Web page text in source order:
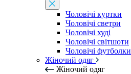
Чоловічі куртки
Чоловічі светри
Чоловічі худі
Чоловічі світшоти
Чоловічі футболки
Жіночий одяг
Жіночий одяг